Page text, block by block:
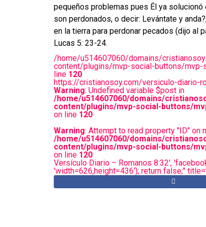
pequeños problemas pues Él ya
son perdonados, o decir: Levántate y
en la tierra para perdonar pecados (dijo al
Lucas 5: 23-24.
/home/u514607060/domains/
content/plugins/mvp-social-buttons/mvp-
line 120
https://cristianosoy.com/versiculo-diario-
Warning: Undefined variable $post in
/home/u514607060/domains/
content/plugins/mvp-social-buttons/
on line 120
Warning: Attempt to read property "ID" on
/home/u514607060/domains/
content/plugins/mvp-social-buttons/
on line 120
Versículo Diario – Romanos 8:32',
'width=626,height=436'); return false;"